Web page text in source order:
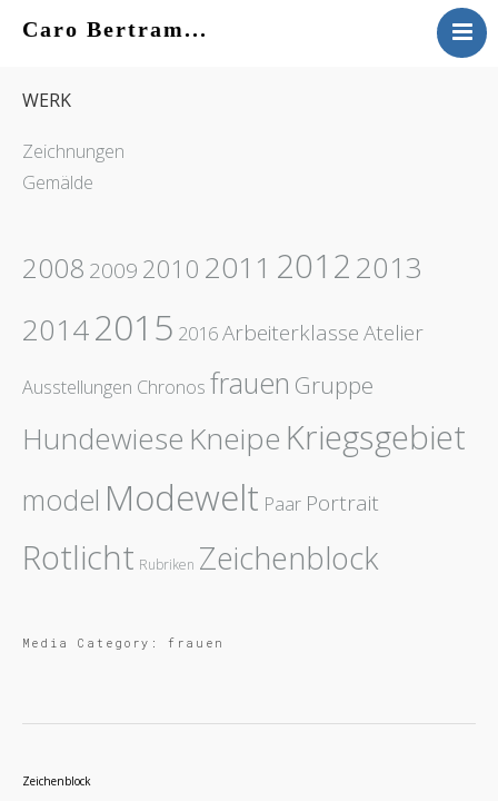
Caro Bertram...
KONTAKT
WERK
Zeichnungen
Gemälde
2008 2009 2010 2011 20122013
20142015 2016ArbeiterklasseAtelier
Ausstellungen Chronos frauen Gruppe
Hundewiese Kneipe Kriegsgebiet
model Modewelt Paar Portrait
Rotlicht Rubriken Zeichenblock
Media Category: frauen
Zeichenblock